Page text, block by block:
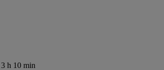
h 10 min